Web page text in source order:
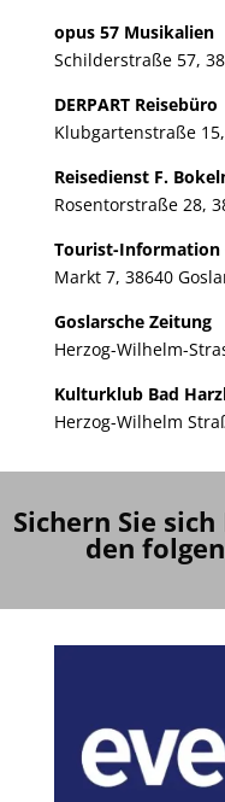
opus 57 Musikalien
Schilderstraße 57,
DERPART Reisebüro
Klubgartenstraße
Reisedienst F.
Rosentorstraße 28,
Tourist-Information
Markt 7, 38640
Goslarsche Zeitung
Herzog-Wilhelm-
Kulturklub Bad
Herzog-Wilhelm
Sichern Sie
den